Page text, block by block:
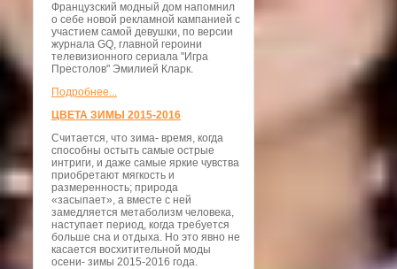
Французский модный дом напомнил
о себе новой рекламной кампанией с
участием самой девушки, по версии
журнала GQ, главной героини
телевизионного сериала "Игра
Престолов" Эмилией Кларк.
Подробнее...
ЦВЕТА ЗИМЫ 2015-2016
Считается, что зима- время, когда
способны остыть самые острые
интриги, и даже самые яркие чувства
приобретают мягкость и
размеренность; природа
«засыпает», а вместе с ней
замедляется метаболизм человека,
наступает период, когда требуется
больше сна и отдыха. Но это явно не
касается восхитительной моды
осени- зимы 2015-2016 года.